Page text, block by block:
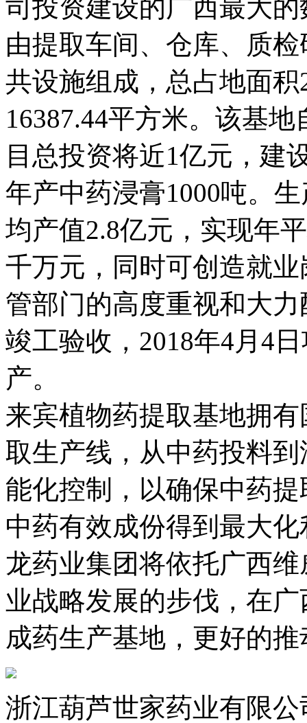
司投资建设的广西最大
由提取车间、仓库、质
共设施组成，总占地面
16387.44平方米。该基
目总投资将近1亿元，建
年产中药浸膏1000吨。
均产值2.8亿元，实现年
千万元，同时可创造就
管部门的高度重视和大
竣工验收，2018年4月4
产。
来宾植物药提取基地拥
取生产线，从中药投料
能化控制，以确保中药
中药有效成份得到最大
龙药业集团将依托广西
业战略发展的步伐，在
成药生产基地，更好的
浙江葫芦世家药业有限公